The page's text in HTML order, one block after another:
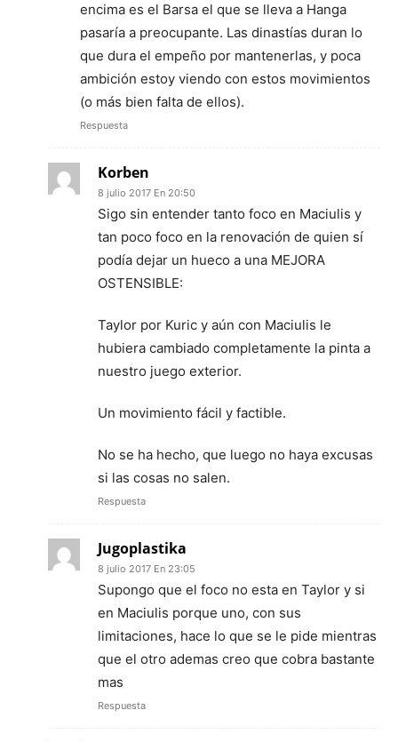
encima es el Barsa el que se lleva a Hanga
pasaría a preocupante. Las dinastías duran lo
que dura el empeño por mantenerlas, y poca
ambición estoy viendo con estos movimientos
(o más bien falta de ellos).
Respuesta
Korben
8 julio 2017 En 20:50
Sigo sin entender tanto foco en Maciulis y
tan poco foco en la renovación de quien sí
podía dejar un hueco a una MEJORA
OSTENSIBLE:
Taylor por Kuric y aún con Maciulis le
hubiera cambiado completamente la pinta a
nuestro juego exterior.
Un movimiento fácil y factible.
No se ha hecho, que luego no haya excusas
si las cosas no salen.
Respuesta
Jugoplastika
8 julio 2017 En 23:05
Supongo que el foco no esta en Taylor y si
en Maciulis porque uno, con sus
limitaciones, hace lo que se le pide mientras
que el otro ademas creo que cobra bastante
mas
Respuesta